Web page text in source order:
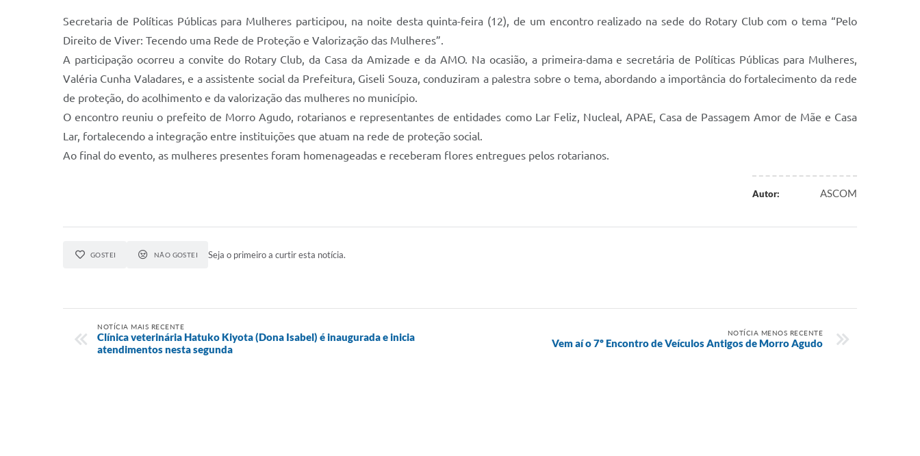
Secretaria de Políticas Públicas para Mulheres participou, na noite desta quinta-feira (12), de um encontro realizado na sede do Rotary Club com o tema “Pelo
Direito de Viver: Tecendo uma Rede de Proteção e Valorização das Mulheres”.
A participação ocorreu a convite do Rotary Club, da Casa da Amizade e da AMO. Na ocasião, a primeira-dama e secretária de Políticas Públicas para Mulheres,
Valéria Cunha Valadares, e a assistente social da Prefeitura, Giseli Souza, conduziram a palestra sobre o tema, abordando a importância do fortalecimento da rede
de proteção, do acolhimento e da valorização das mulheres no município.
O encontro reuniu o prefeito de Morro Agudo, rotarianos e representantes de entidades como Lar Feliz, Nucleal, APAE, Casa de Passagem Amor de Mãe e Casa
Lar, fortalecendo a integração entre instituições que atuam na rede de proteção social.
Ao final do evento, as mulheres presentes foram homenageadas e receberam flores entregues pelos rotarianos.
Autor: ASCOM
GOSTEI NÃO GOSTEI Seja o primeiro a curtir esta notícia.
NOTÍCIA MAIS RECENTE
Clínica veterinária Hatuko Kiyota (Dona Isabel) é inaugurada e inicia
atendimentos nesta segunda
NOTÍCIA MENOS RECENTE
Vem aí o 7º Encontro de Veículos Antigos de Morro Agudo